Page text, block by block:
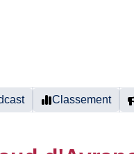
Classement